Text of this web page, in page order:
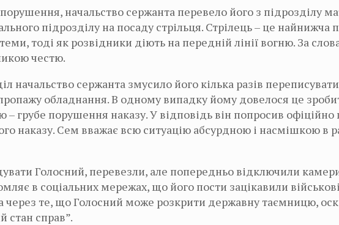
начальство сержанта перевело його з підрозділу
підрозділу на посаду стрільця. Стрілець – це найнижча
тоді як розвідники діють на передній лінії вогню. За
честю.
сержанта змусило його кілька разів
обладнання. В одному випадку йому довелося це
грубе порушення наказу. У відповідь він попросив офіційно
наказу. Сем вважає всю ситуацію абсурдною і насмішкою в
Голосний, перевезли, але попередньо відключили
в соціальних мережах, що його пости зацікавили
через те, що Голосний може розкрити державну таємницю,
стан справ”.